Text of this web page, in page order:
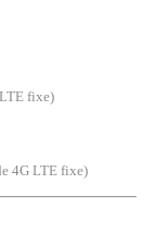
fixe)
4G LTE fixe)